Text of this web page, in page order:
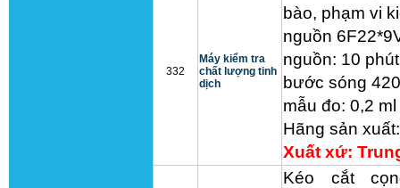
332
Máy kiểm tra
chất lượng tinh
dịch
bào, phạm vi
nguồn
nguồn: 10
bước sóng
mẫu đo: 0,2
Hãng sản
Xuất xứ:
Kéo cắt